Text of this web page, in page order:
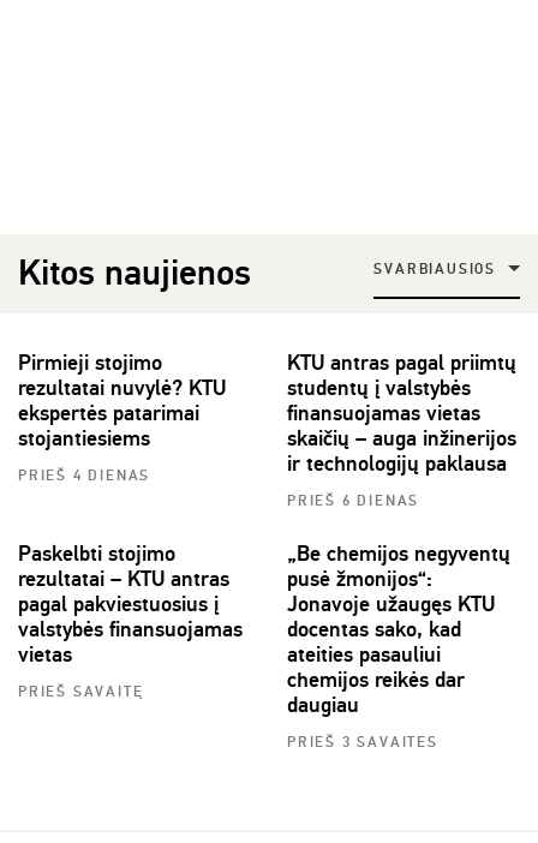
Kitos naujienos SVARBIAUSIOS
Pirmieji stojimo
rezultatai nuvylė? KTU
ekspertės patarimai
stojantiesiems
PRIEŠ 4 DIENAS
KTU antras pagal priimtų
studentų į valstybės
finansuojamas vietas
skaičių – auga inžinerijos
ir technologijų paklausa
PRIEŠ 6 DIENAS
Paskelbti stojimo
rezultatai – KTU antras
pagal pakviestuosius į
valstybės finansuojamas
vietas
PRIEŠ SAVAITĘ
„Be chemijos negyventų
pusė žmonijos“:
Jonavoje užaugęs KTU
docentas sako, kad
ateities pasauliui
chemijos reikės dar
daugiau
PRIEŠ 3 SAVAITES